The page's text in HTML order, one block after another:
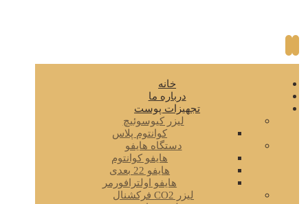
خانه
درباره ما
تجهیزات پوست
لیزر کیوسوئیچ
کوانتوم پلاس
دستگاه هایفو
هایفو کوانتوم
هایفو 22 بعدی
هایفو اولترافورمر
لیزر CO2 فرکشنال